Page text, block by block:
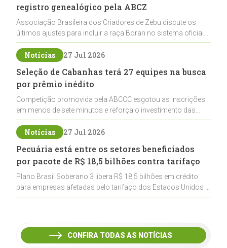
registro genealógico pela ABCZ
Associação Brasileira dos Criadores de Zebu discute os
últimos ajustes para incluir a raça Boran no sistema oficial
de registros, abrindo caminho para sua expansão na
pecuária nacional
Notícias 27 Jul 2026
Seleção de Cabanhas terá 27 equipes na busca
por prêmio inédito
Competição promovida pela ABCCC esgotou as inscrições
em menos de sete minutos e reforça o investimento das
cabanhas na seleção genética de Cavalos Crioulos voltados
ao laço
Notícias 27 Jul 2026
Pecuária está entre os setores beneficiados
por pacote de R$ 18,5 bilhões contra tarifaço
Plano Brasil Soberano 3 libera R$ 18,5 bilhões em crédito
para empresas afetadas pelo tarifaço dos Estados Unidos e
inclui a pecuária entre os setores estratégicos
CONFIRA TODAS AS NOTÍCIAS